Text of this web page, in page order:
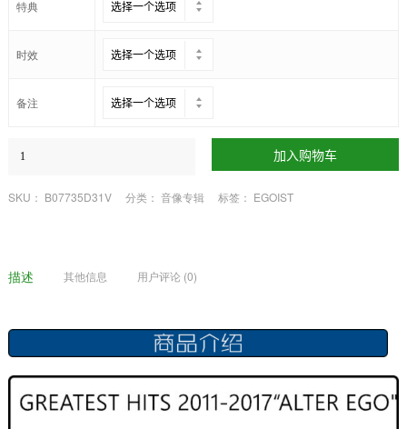
特典
时效
备注
加入购物车
SKU： B07735D31V 分类： 音像专辑 标签： EGOIST
描述 其他信息 用户评论 (0)